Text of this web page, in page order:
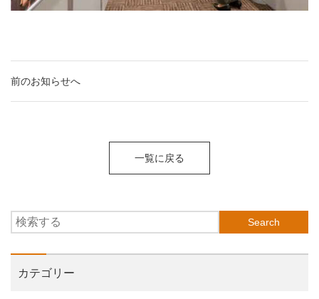
前のお知らせへ
一覧に戻る
Search
カテゴリー